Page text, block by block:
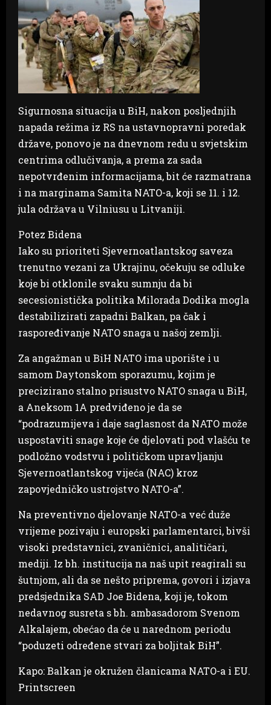
Sigurnosna situacija u BiH, nakon posljednjih
napada režima iz RS na ustavnopravni poredak
države, ponovo je na dnevnom redu u svjetskim
centrima odlučivanja, a prema za sada
nepotvrđenim informacijama, bit će razmatrana
i na marginama Samita NATO-a, koji se 11. i 12.
jula održava u Vilniusu u Litvaniji.
Potez Bidena
Iako su prioriteti Sjevernoatlantskog saveza
trenutno vezani za Ukrajinu, očekuju se odluke
koje bi otklonile svaku sumnju da bi
secesionistička politika Milorada Dodika mogla
destabilizirati zapadni Balkan, pa čak i
raspoređivanje NATO snaga u našoj zemlji.
Za angažman u BiH NATO ima uporište i u
samom Daytonskom sporazumu, kojim je
precizirano stalno prisustvo NATO snaga u BiH,
a Aneksom 1A predviđeno je da se
“podrazumijeva i daje saglasnost da NATO može
uspostaviti snage koje će djelovati pod vlašću te
podložno vodstvu i političkom upravljanju
Sjevernoatlantskog vijeća (NAC) kroz
zapovjedničko ustrojstvo NATO-a”.
Na preventivno djelovanje NATO-a već duže
vrijeme pozivaju i europski parlamentarci, bivši
visoki predstavnici, zvaničnici, analitičari,
mediji. Iz bh. institucija na naš upit reagirali su
šutnjom, ali da se nešto priprema, govori i izjava
predsjednika SAD Joe Bidena, koji je, tokom
nedavnog susreta s bh. ambasadorom Svenom
Alkalajem, obećao da će u narednom periodu
“poduzeti određene stvari za boljitak BiH”.
Kapo: Balkan je okružen članicama NATO-a i EU.
Printscreen